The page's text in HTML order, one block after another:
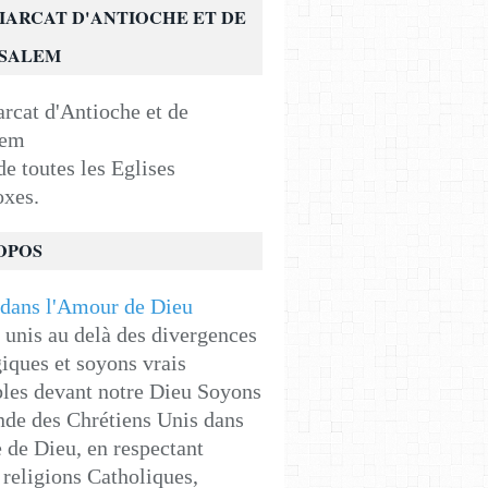
D'ANTIOCHE ET DE
toutes les Eglises
unis au delà des divergences
et soyons vrais
devant notre Dieu Soyons
des Chrétiens Unis dans
Dieu, en respectant
religions Catholiques,